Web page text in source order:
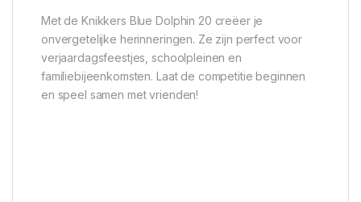
Met de Knikkers Blue Dolphin 20 creëer je
onvergetelijke herinneringen. Ze zijn perfect voor
verjaardagsfeestjes, schoolpleinen en
familiebijeenkomsten. Laat de competitie beginnen
en speel samen met vrienden!